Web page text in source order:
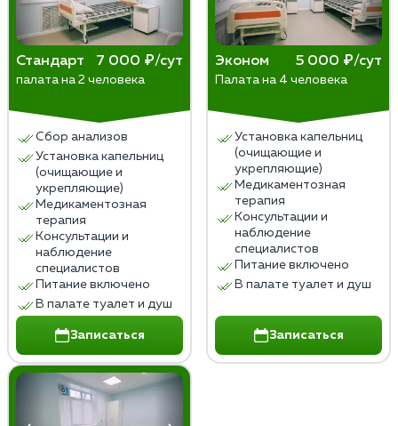
послекодировочного периода, низкой мотивации к
лечению или сильного стресса. Отрицательные
последствия проявляются в виде психических
расстройств (депрессия, тревога, бессонница,
галлюцинации), соматических осложнений
(гипертония, аритмия, гастрит, язва), суицидальных
тенденций или смерти от передозировки алкоголя.
Стандарт 7 000 ₽/сут
палата на 2 человека
Сбор анализов
Установка капельниц
(очищающие и
укрепляющие)
Медикаментозная
терапия
Консультации и
наблюдение
специалистов
Питание включено
В палате туалет и душ
Записаться
Эконом 5 000 ₽/сут
Палата на 4 человека
Установка капельниц
(очищающие и
укрепляющие)
Медикаментозная
терапия
Консультации и
наблюдение
специалистов
Питание включено
В палате туалет и душ
Записаться